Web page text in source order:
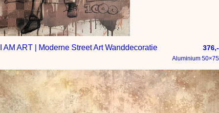
I AM ART | Moderne Street Art Wanddecoratie 376,-
Aluminium 50×75